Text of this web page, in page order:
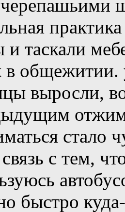
и таскали
в общежитии.
выросли,
стало
связь с тем,
быстро